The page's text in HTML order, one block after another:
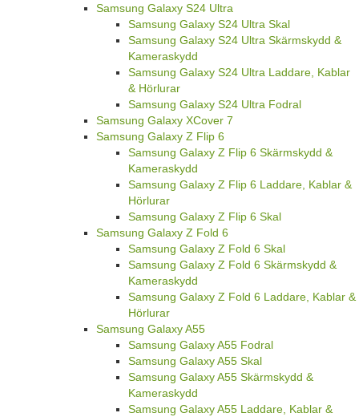
Samsung Galaxy S24 Ultra
Samsung Galaxy S24 Ultra Skal
Samsung Galaxy S24 Ultra Skärmskydd &
Kameraskydd
Samsung Galaxy S24 Ultra Laddare, Kablar
& Hörlurar
Samsung Galaxy S24 Ultra Fodral
Samsung Galaxy XCover 7
Samsung Galaxy Z Flip 6
Samsung Galaxy Z Flip 6 Skärmskydd &
Kameraskydd
Samsung Galaxy Z Flip 6 Laddare, Kablar &
Hörlurar
Samsung Galaxy Z Flip 6 Skal
Samsung Galaxy Z Fold 6
Samsung Galaxy Z Fold 6 Skal
Samsung Galaxy Z Fold 6 Skärmskydd &
Kameraskydd
Samsung Galaxy Z Fold 6 Laddare, Kablar &
Hörlurar
Samsung Galaxy A55
Samsung Galaxy A55 Fodral
Samsung Galaxy A55 Skal
Samsung Galaxy A55 Skärmskydd &
Kameraskydd
Samsung Galaxy A55 Laddare, Kablar &